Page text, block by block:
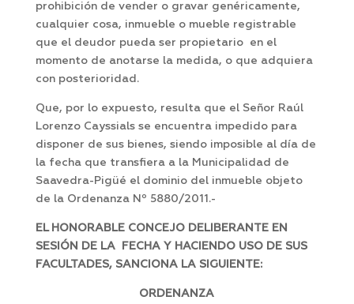
prohibición de vender o gravar genéricamente,
cualquier cosa, inmueble o mueble registrable
que el deudor pueda ser propietario en el
momento de anotarse la medida, o que adquiera
con posterioridad.
Que, por lo expuesto, resulta que el Señor Raúl
Lorenzo Cayssials se encuentra impedido para
disponer de sus bienes, siendo imposible al día de
la fecha que transfiera a la Municipalidad de
Saavedra-Pigüé el dominio del inmueble objeto
de la Ordenanza Nº 5880/2011.-
EL HONORABLE CONCEJO DELIBERANTE EN
SESIÓN DE LA FECHA Y HACIENDO USO DE SUS
FACULTADES, SANCIONA LA SIGUIENTE:
ORDENANZA